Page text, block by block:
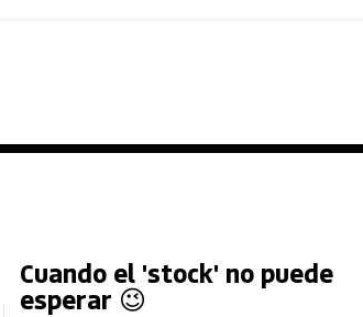
Cuando el 'stock' no puede
esperar 😉